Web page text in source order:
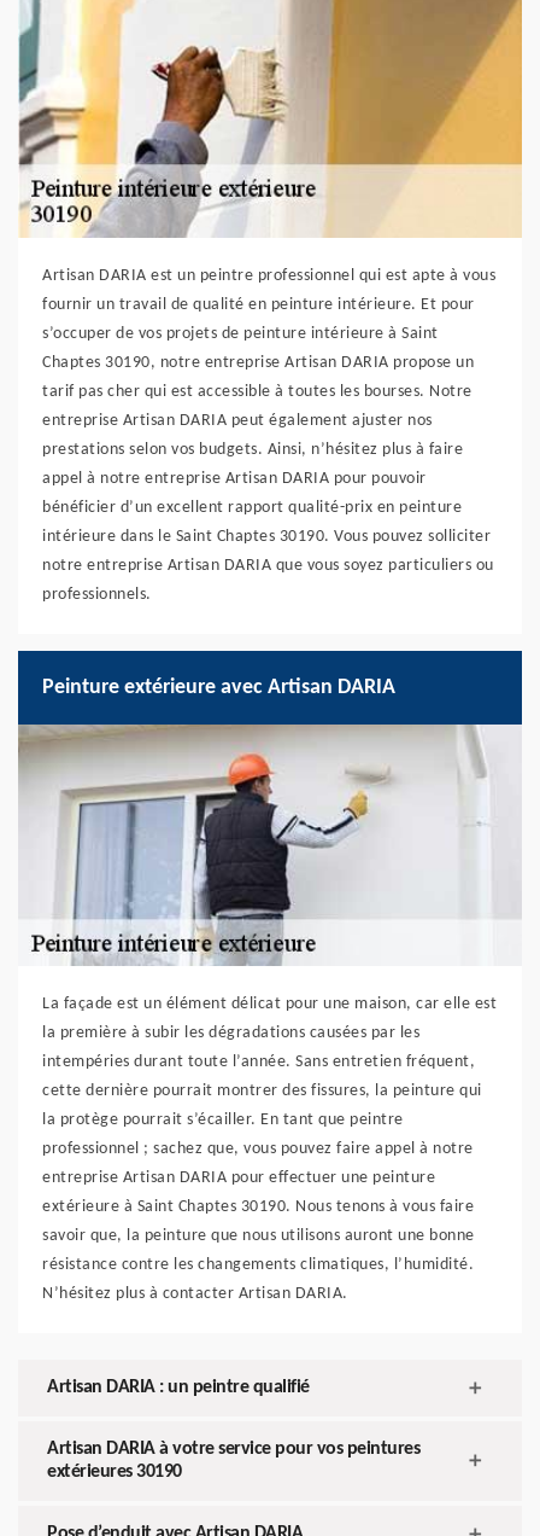
Artisan DARIA est un peintre professionnel qui est apte à vous
fournir un travail de qualité en peinture intérieure. Et pour
s’occuper de vos projets de peinture intérieure à Saint
Chaptes 30190, notre entreprise Artisan DARIA propose un
tarif pas cher qui est accessible à toutes les bourses. Notre
entreprise Artisan DARIA peut également ajuster nos
prestations selon vos budgets. Ainsi, n’hésitez plus à faire
appel à notre entreprise Artisan DARIA pour pouvoir
bénéficier d’un excellent rapport qualité-prix en peinture
intérieure dans le Saint Chaptes 30190. Vous pouvez solliciter
notre entreprise Artisan DARIA que vous soyez particuliers ou
professionnels.
Peinture extérieure avec Artisan DARIA
La façade est un élément délicat pour une maison, car elle est
la première à subir les dégradations causées par les
intempéries durant toute l’année. Sans entretien fréquent,
cette dernière pourrait montrer des fissures, la peinture qui
la protège pourrait s’écailler. En tant que peintre
professionnel ; sachez que, vous pouvez faire appel à notre
entreprise Artisan DARIA pour effectuer une peinture
extérieure à Saint Chaptes 30190. Nous tenons à vous faire
savoir que, la peinture que nous utilisons auront une bonne
résistance contre les changements climatiques, l’humidité.
N’hésitez plus à contacter Artisan DARIA.
Artisan DARIA : un peintre qualifié
Artisan DARIA à votre service pour vos peintures
extérieures 30190